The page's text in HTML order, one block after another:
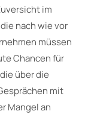
im
nach wie vor
müssen
Chancen für
über die
mit
Mangel an